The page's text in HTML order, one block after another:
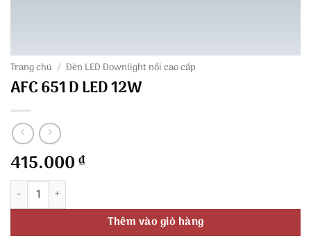
Trang chủ / Đèn LED Downlight nổi cao cấp
AFC 651 D LED 12W
415.000 ₫
AFC 651 D LED 12W số lượng
Thêm vào giỏ hàng